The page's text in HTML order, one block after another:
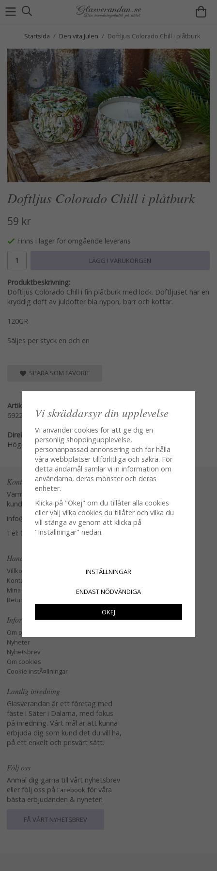
Startsida / Den vita Julen / Doftljus Colorado Chill i plåtburk
Doftljus Colorado Chill i plåtburk
59 kr
Finns i lager för omgående leverans
LÄGG I VARUKORGEN
Produktbeskrivning:
Doftljus Colorado Chill i fin plåtburk med lock. Doftljuset har en
kryddig doft av juldofter bla nypon, barr och kottar.
120GR
Säljes per styck en och en
SPARA SOM FAVORIT
Artikelnummer:
69226
Direktlänk:
Högerklicka och kopiera adressen
Kontakta oss
Varmt välkommen att kontakta vår
kundtjänst.
info@glasverandan.se
Tel: 079-3495968
Handla
Villkor
Kontakta oss
Mina favoriter
Retur och Reklamation
Information
Om oss
Nyheter
Nyhetsbrev
Om cookies
Cookie instÃ¤llningar
Lantlig inredning
Glasverandan är ett företag med
fäste i Säter i Dalarna, med fokus
på inredning. Vårt mål är att kunna
erbjuda dig som kund det du vill ha,
på ett enkelt och prisvärt sätt.
Följ oss
Anmäl dig gärna till vårt nyhetsbrev
eller följ oss på Facebook för våra
bästa erbjudanden & nyheter!
FÅ VÅRT NYHETSBREV
Vi skräddarsyr din upplevelse
Vi använder cookies för att ge dig en
personlig shoppingupplevelse,
personanpassad annonsering och för hålla
våra webbplatser tillförlitliga och säkra. För
detta ändamål samlar vi in information om
användarna, deras mönster och deras
enheter.
Klicka på "Okej" om du tillåter alla cookies
eller välj vilka cookies du tillåter och vilka du
vill stänga av genom att klicka på
"Inställningar" nedan.
INSTÄLLNINGAR
ENDAST NÖDVÄNDIGA
OKEJ